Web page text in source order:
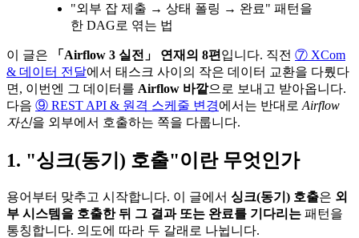
"외부 잡 제출 → 상태 폴링 → 완료" 패턴을
한 DAG로 엮는 법
이 글은 「Airflow 3 실전」 연재의 8편 입니다. 직전 ⑦ XCom
& 데이터 전달에서 태스크 사이의 작은 데이터 교환을 다뤘다
면, 이번엔 그 데이터를 Airflow 바깥으로 보내고 받아옵니다.
다음 ⑨ REST API & 원격 스케줄 변경에서는 반대로 Airflow
자신을 외부에서 호출하는 쪽을 다룹니다.
1. "싱크(동기) 호출"이란 무엇인가
용어부터 맞추고 시작합니다. 이 글에서 싱크(동기) 호출은 외
부 시스템을 호출한 뒤 그 결과 또는 완료를 기다리는 패턴을
통칭합니다. 의도에 따라 두 갈래로 나뉩니다.